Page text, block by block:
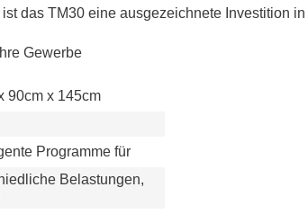
das TM30 eine ausgezeichnete Investition
Gewerbe
90cm x 145cm
Programme für
Belastungen,